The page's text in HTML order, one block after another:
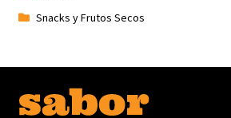
Snacks y Frutos Secos